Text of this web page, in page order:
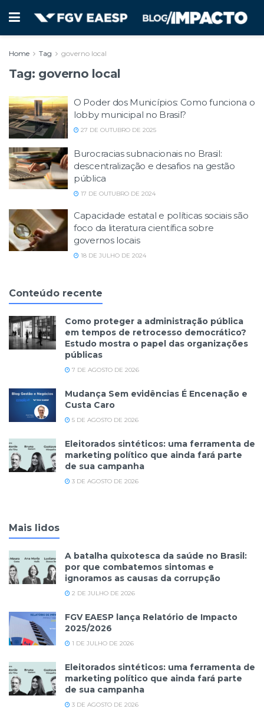
Home Tag governo local
Tag: governo local
O Poder dos Municípios: Como funciona o
lobby municipal no Brasil?
27 DE OUTUBRO DE 2025
Burocracias subnacionais no Brasil:
descentralização e desafios na gestão
pública
17 DE OUTUBRO DE 2024
Capacidade estatal e políticas sociais são
foco da literatura científica sobre
governos locais
18 DE JULHO DE 2024
Conteúdo recente
Como proteger a administração pública
em tempos de retrocesso democrático?
Estudo mostra o papel das organizações
públicas
7 DE AGOSTO DE 2026
Mudança Sem evidências É Encenação e
Custa Caro
5 DE AGOSTO DE 2026
Eleitorados sintéticos: uma ferramenta de
marketing político que ainda fará parte
de sua campanha
3 DE AGOSTO DE 2026
Mais lidos
A batalha quixotesca da saúde no Brasil:
por que combatemos sintomas e
ignoramos as causas da corrupção
2 DE JULHO DE 2026
FGV EAESP lança Relatório de Impacto
2025/2026
1 DE JULHO DE 2026
Eleitorados sintéticos: uma ferramenta de
marketing político que ainda fará parte
de sua campanha
3 DE AGOSTO DE 2026